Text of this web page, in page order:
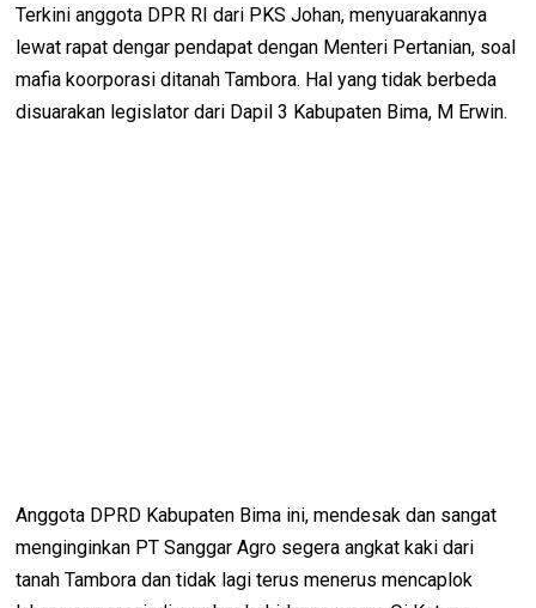
Terkini anggota DPR RI dari PKS Johan, menyuarakannya
lewat rapat dengar pendapat dengan Menteri Pertanian, soal
mafia koorporasi ditanah Tambora. Hal yang tidak berbeda
disuarakan legislator dari Dapil 3 Kabupaten Bima, M Erwin.
Anggota DPRD Kabupaten Bima ini, mendesak dan sangat
menginginkan PT Sanggar Agro segera angkat kaki dari
tanah Tambora dan tidak lagi terus menerus mencaplok